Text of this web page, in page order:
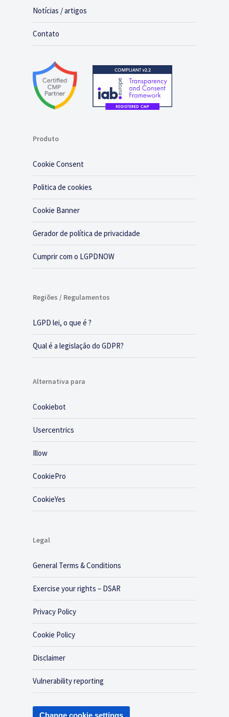
Notícias / artigos
Contato
Produto
Cookie Consent
Politica de cookies
Cookie Banner
Gerador de política de privacidade
Cumprir com o LGPDNOW
Regiões / Regulamentos
LGPD lei, o que é ?
Qual é a legislação do GDPR?
Alternativa para
Cookiebot
Usercentrics
Illow
CookiePro
CookieYes
Legal
General Terms & Conditions
Exercise your rights – DSAR
Privacy Policy
Cookie Policy
Disclaimer
Vulnerability reporting